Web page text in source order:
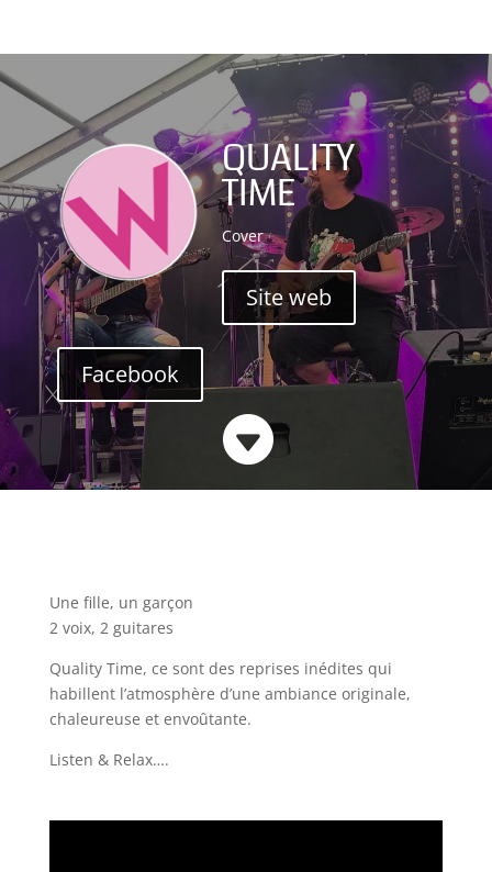
QUALITY
TIME
Cover
Site web
Facebook

Une fille, un garçon
2 voix, 2 guitares
Quality Time, ce sont des reprises inédites qui
habillent l’atmosphère d’une ambiance originale,
chaleureuse et envoûtante.
Listen & Relax….